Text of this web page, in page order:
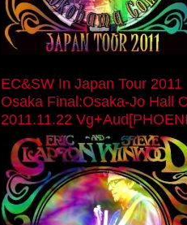
EC&SW In Japan Tour 2011
Osaka Final:Osaka-Jo Hall
2011.11.22